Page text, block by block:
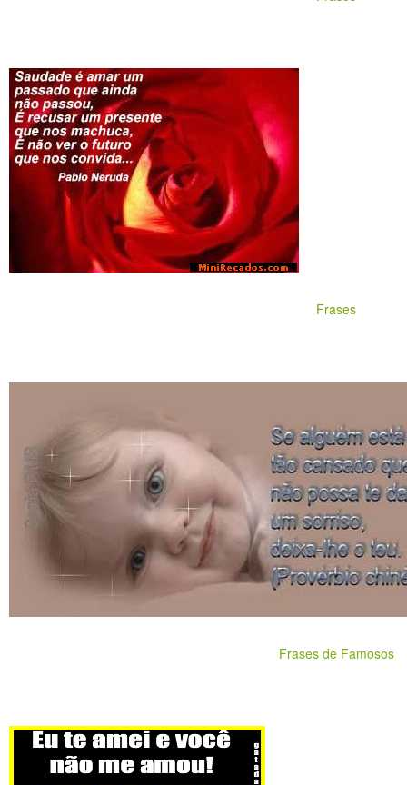
Frases
Frases de Famosos